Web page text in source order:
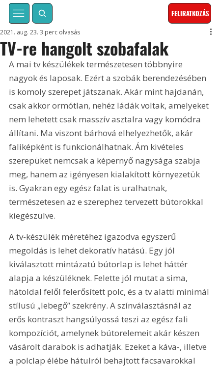
FELIRATKOZÁS
TV-re hangolt szobafalak
2021. aug. 23. 3 perc olvasás
A mai tv készülékek természetesen többnyire
nagyok és laposak. Ezért a szobák berendezésében
is komoly szerepet játszanak. Akár mint hajdanán,
csak akkor ormótlan, nehéz ládák voltak, amelyeket
nem lehetett csak masszív asztalra vagy komódra
állítani. Ma viszont bárhová elhelyezhetők, akár
faliképként is funkcionálhatnak. Ám kivételes
szerepüket nemcsak a képernyő nagysága szabja
meg, hanem az igényesen kialakított környezetük
is. Gyakran egy egész falat is uralhatnak,
természetesen az e szerephez tervezett bútorokkal
kiegészülve.
A tv-készülék méretéhez igazodva egyszerű
megoldás is lehet dekoratív hatású. Egy jól
kiválasztott mintázatú bútorlap is lehet háttér
alapja a készüléknek. Felette jól mutat a sima,
hátoldal felől felerősített polc, és a tv alatti minimál
stílusú „lebegő” szekrény. A színválasztásnál az
erős kontraszt hangsúlyossá teszi az egész fali
kompozíciót, amelynek bútorelemeit akár készen
vásárolt darabok is adhatják. Ezeket a káva-, illetve
a polclap élébe hátulról behajtott facsavarokkal